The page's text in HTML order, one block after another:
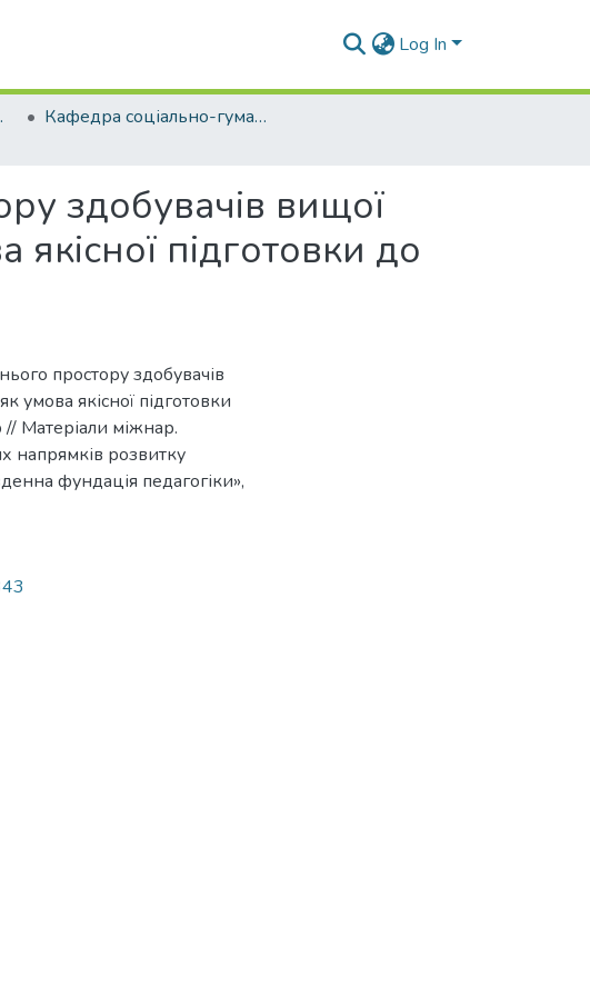
Log In
Кафедра соціально-гуманітарних дисциплін (СГД)
здобувачів вищої
підготовки до
простору здобувачів
умова якісної підготовки
// Матеріали міжнар.
напрямків розвитку
фундація педагогіки»,